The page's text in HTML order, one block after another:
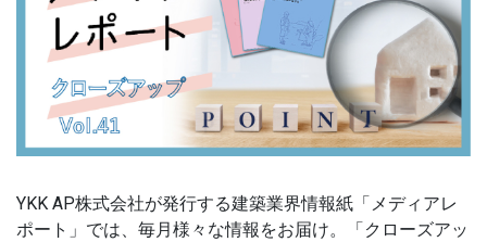
YKK AP株式会社が発行する建築業界情報紙「メディアレ
ポート」では、毎月様々な情報をお届け。「クローズアッ